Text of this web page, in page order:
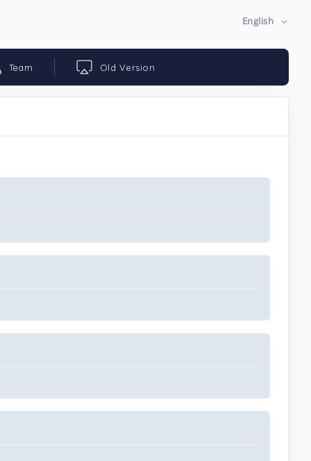
English
Team Old Version